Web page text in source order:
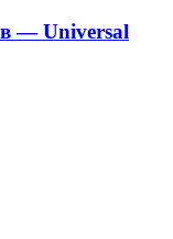
— Universal